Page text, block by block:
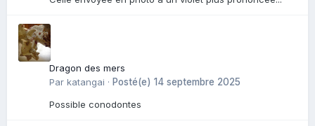
Dragon des mers
Par katangai · Posté(e) 14 septembre 2025
Possible conodontes